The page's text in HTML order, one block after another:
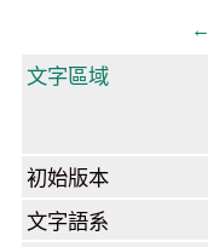
文字區域
初始版本
文字語系